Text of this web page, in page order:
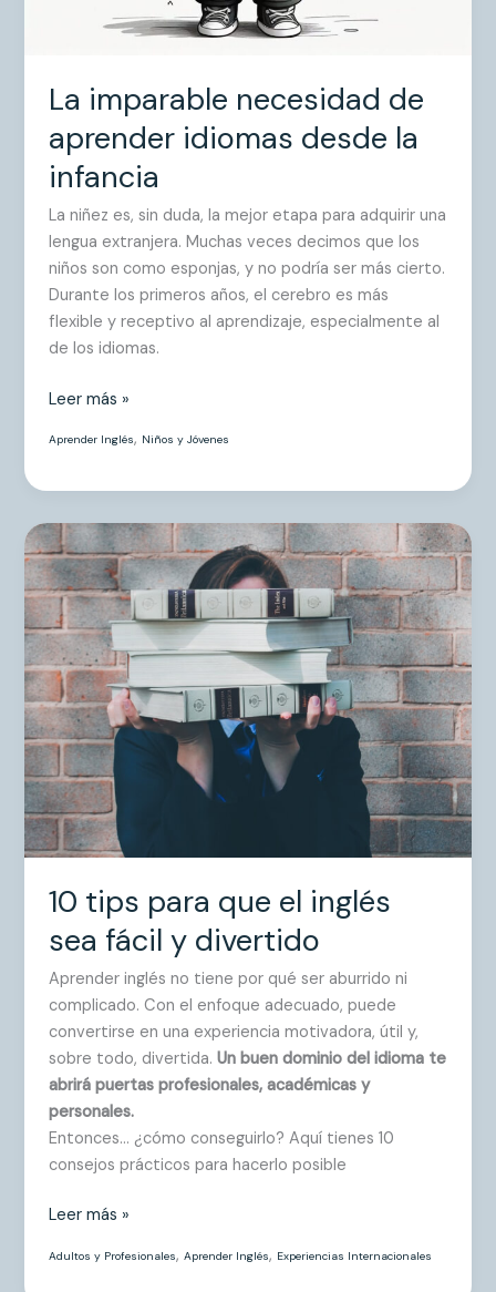
La imparable necesidad de
aprender idiomas desde la
infancia
La niñez es, sin duda, la mejor etapa para adquirir una
lengua extranjera. Muchas veces decimos que los
niños son como esponjas, y no podría ser más cierto.
Durante los primeros años, el cerebro es más
flexible y receptivo al aprendizaje, especialmente al
de los idiomas.
Leer más »
Aprender Inglés, Niños y Jóvenes
10 tips para que el inglés
sea fácil y divertido
Aprender inglés no tiene por qué ser aburrido ni
complicado. Con el enfoque adecuado, puede
convertirse en una experiencia motivadora, útil y,
sobre todo, divertida. Un buen dominio del idioma te
abrirá puertas profesionales, académicas y
personales.
Entonces… ¿cómo conseguirlo? Aquí tienes 10
consejos prácticos para hacerlo posible
10
tips
para
que
el
inglés
sea
fácil
y
divertido
Leer más »
Adultos y Profesionales,Aprender Inglés, Experiencias Internacionales